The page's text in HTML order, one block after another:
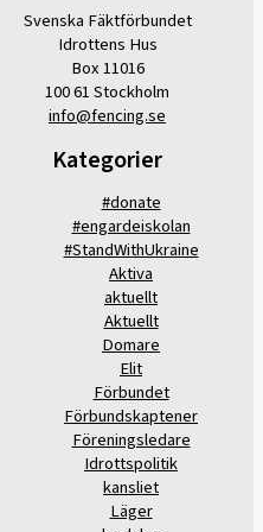
Svenska Fäktförbundet
Idrottens Hus
Box 11016
100 61 Stockholm
info@fencing.se
Kategorier
#donate
#engardeiskolan
#StandWithUkraine
Aktiva
aktuellt
Aktuellt
Domare
Elit
Förbundet
Förbundskaptener
Föreningsledare
Idrottspolitik
kansliet
Läger